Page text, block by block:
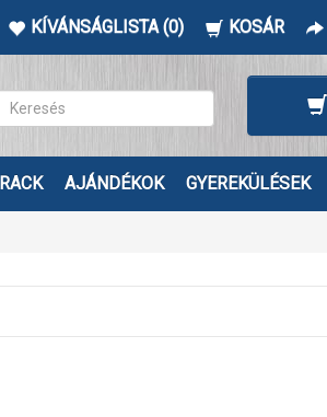
KÍVÁNSÁGLISTA (0) KOSÁR
AJÁNDÉKOK GYEREKÜLÉSEK